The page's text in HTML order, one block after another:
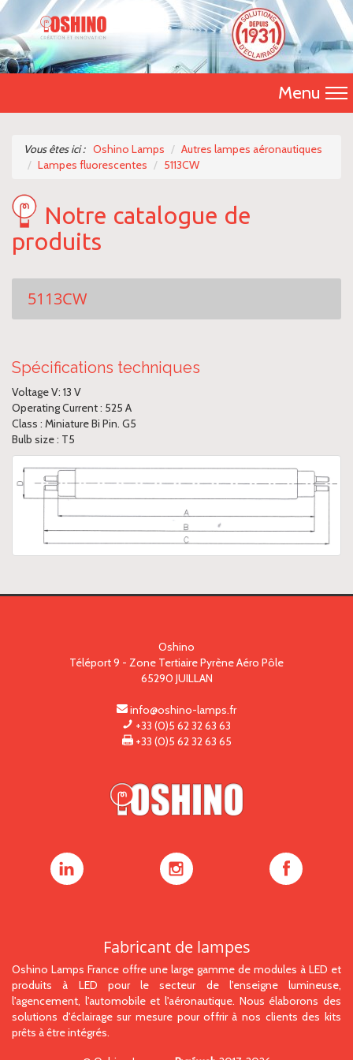
Menu
Présentation
Catalogue 2026
Vous êtes ici : Oshino Lamps
Autres lampes aéronautiques
Lampes fluorescentes
5113CW
Notre catalogue de
produits
5113CW
Spécifications techniques
Voltage V: 13 V
Operating Current : 525 A
Class : Miniature Bi Pin. G5
Bulb size : T5
Oshino
Téléport 9 - Zone Tertiaire Pyrène Aéro Pôle
65290 JUILLAN
info@oshino-lamps.fr
+33 (0)5 62 32 63 63
+33 (0)5 62 32 63 65
Oshino
Oshino
Oshino
Fabricant de lampes
Oshino Lamps France offre une large gamme de modules à LED et
produits à LED pour le secteur de l'enseigne lumineuse,
l'agencement, l'automobile et l'aéronautique. Nous élaborons des
solutions d'éclairage sur mesure pour offrir à nos clients des kits
prêts à être intégrés.